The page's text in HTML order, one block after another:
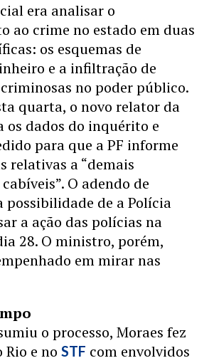
era analisar o
ao crime no estado em duas
os esquemas de
e a infiltração de
no poder público.
quarta, o novo relator da
os dados do inquérito e
para que a PF informe
relativas a “demais
O adendo de
possibilidade de a Polícia
a ação das polícias na
28. O ministro, porém,
em mirar nas
o processo, Moraes fez
e no STF com envolvidos